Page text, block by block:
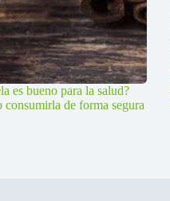
es bueno para la salud?
de forma segura